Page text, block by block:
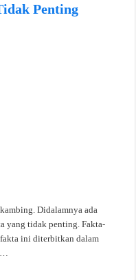
Penting
Didalamnya ada
yang tidak penting. Fakta-
ini diterbitkan dalam
…